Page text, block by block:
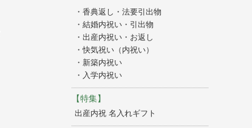
・香典返し・法要引出物
・結婚内祝い・引出物
・出産内祝い・お返し
・快気祝い（内祝い）
・新築内祝い
・入学内祝い
【特集】
出産内祝 名入れギフト